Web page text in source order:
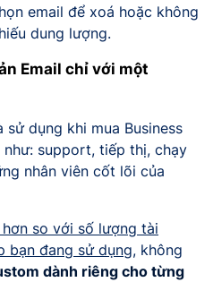
email để xoá hoặc không
dung lượng.
Email chỉ với một
dụng khi mua Business
support, tiếp thị, chạy
nhân viên cốt lõi của
so với số lượng tài
bạn đang sử dụng, không
dành riêng cho từng